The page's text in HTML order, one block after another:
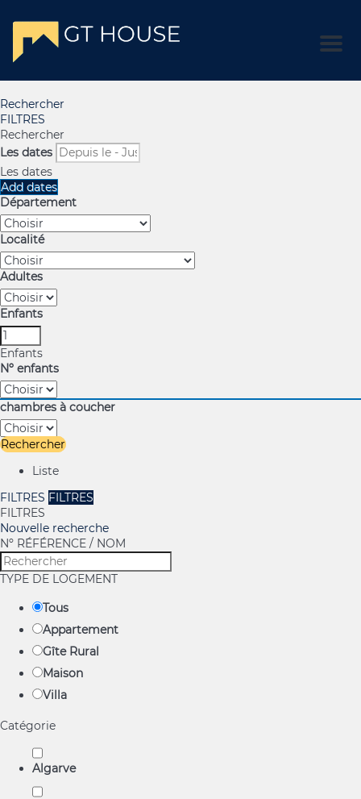
Menu
Rechercher
FILTRES
Rechercher
Les dates
Les dates
Add dates
Département
Localité
Adultes
Enfants
Enfants
Nº enfants
chambres à coucher
Rechercher
Liste
FILTRES FILTRES
FILTRES
Nouvelle recherche
Nº RÉFÉRENCE / NOM
TYPE DE LOGEMENT
Tous
Appartement
Gîte Rural
Maison
Villa
Catégorie
Algarve